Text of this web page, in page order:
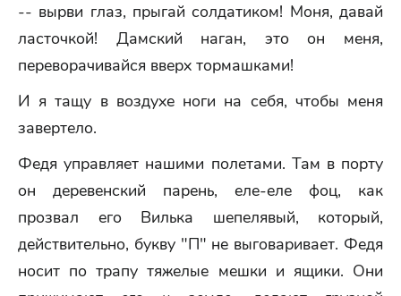
-- вырви глаз, прыгай солдатиком! Моня, давай
ласточкой! Дамский наган, это он меня,
переворачивайся вверх тормашками!
И я тащу в воздухе ноги на себя, чтобы меня
завертело.
Федя управляет нашими полетами. Там в порту
он деревенский парень, еле-еле фоц, как
прозвал его Вилька шепелявый, который,
действительно, букву "П" не выговаривает. Федя
носит по трапу тяжелые мешки и ящики. Они